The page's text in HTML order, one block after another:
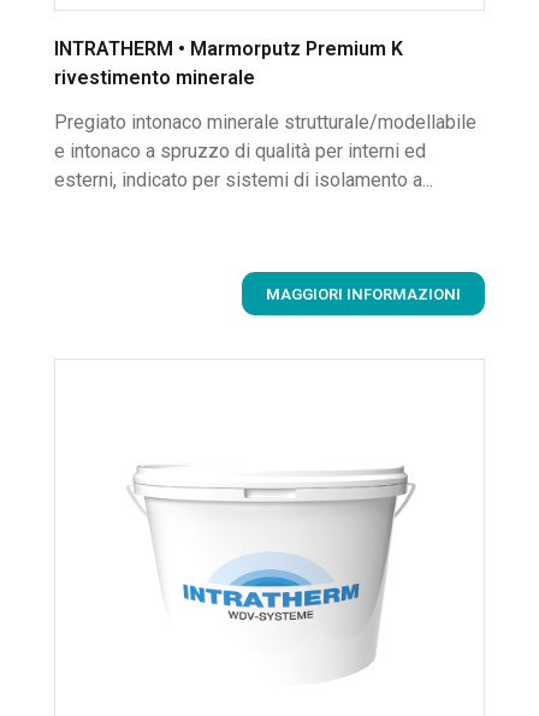
INTRATHERM • Marmorputz Premium K
rivestimento minerale
Pregiato intonaco minerale strutturale/modellabile
e intonaco a spruzzo di qualità per interni ed
esterni, indicato per sistemi di isolamento a...
MAGGIORI INFORMAZIONI